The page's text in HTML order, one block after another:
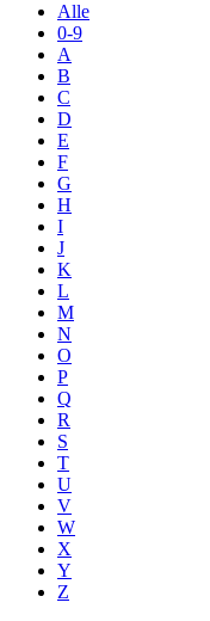
Alle
0-9
A
B
C
D
E
F
G
H
I
J
K
L
M
N
O
P
Q
R
S
T
U
V
W
X
Y
Z